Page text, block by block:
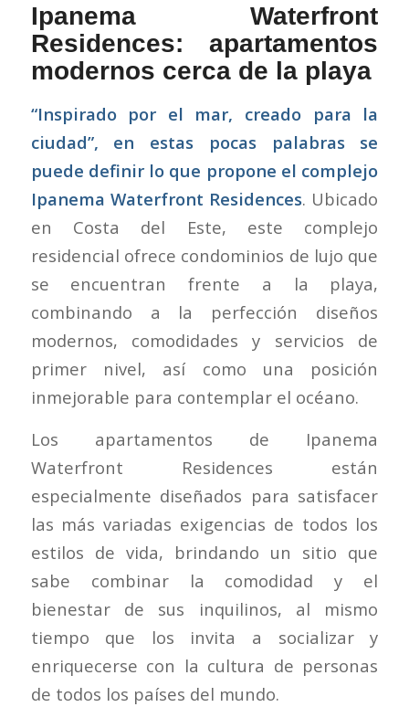
Ipanema Waterfront
Residences: apartamentos
modernos cerca de la playa
“Inspirado por el mar, creado para la
ciudad”, en estas pocas palabras se
puede definir lo que propone el complejo
Ipanema Waterfront Residences. Ubicado
en Costa del Este, este complejo
residencial ofrece condominios de lujo que
se encuentran frente a la playa,
combinando a la perfección diseños
modernos, comodidades y servicios de
primer nivel, así como una posición
inmejorable para contemplar el océano.
Los apartamentos de Ipanema
Waterfront Residences están
especialmente diseñados para satisfacer
las más variadas exigencias de todos los
estilos de vida, brindando un sitio que
sabe combinar la comodidad y el
bienestar de sus inquilinos, al mismo
tiempo que los invita a socializar y
enriquecerse con la cultura de personas
de todos los países del mundo.